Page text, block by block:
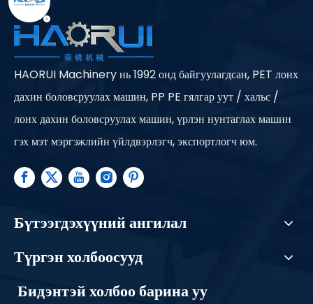
HAORUI Machinery нь 1992 онд байгуулагдсан, PET лонх
дахин боловсруулах машин, PP PE гялгар уут / хальс /
лонх дахин боловсруулах машин, үрлэн нунтаглах машин
гэх мэт мэргэжлийн үйлдвэрлэгч, экспортлогч юм.
Бүтээгдэхүүний ангилал
Түргэн холбоосууд
Бидэнтэй холбоо барина уу